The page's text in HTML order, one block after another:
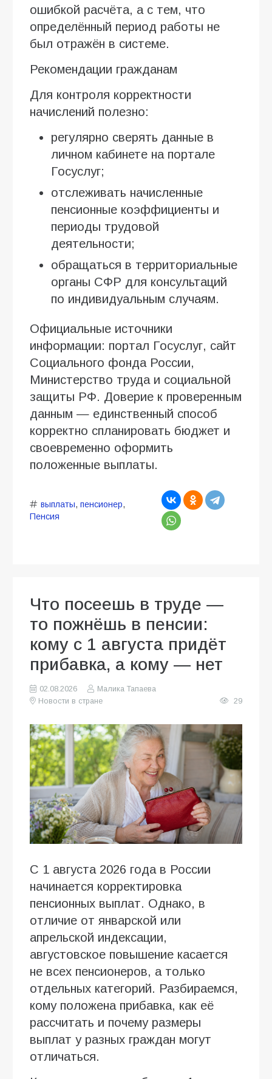
ошибкой расчёта, а с тем, что
определённый период работы не
был отражён в системе.
Рекомендации гражданам
Для контроля корректности
начислений полезно:
регулярно сверять данные в
личном кабинете на портале
Госуслуг;
отслеживать начисленные
пенсионные коэффициенты и
периоды трудовой
деятельности;
обращаться в территориальные
органы СФР для консультаций
по индивидуальным случаям.
Официальные источники
информации: портал Госуслуг, сайт
Социального фонда России,
Министерство труда и социальной
защиты РФ. Доверие к проверенным
данным — единственный способ
корректно спланировать бюджет и
своевременно оформить
положенные выплаты.
выплаты, пенсионер,
Пенсия
Что посеешь в труде —
то пожнёшь в пенсии:
кому с 1 августа придёт
прибавка, а кому — нет
02.08.2026
Малика Тапаева
Новости в стране
29
С 1 августа 2026 года в России
начинается корректировка
пенсионных выплат. Однако, в
отличие от январской или
апрельской индексации,
августовское повышение касается
не всех пенсионеров, а только
отдельных категорий. Разбираемся,
кому положена прибавка, как её
рассчитать и почему размеры
выплат у разных граждан могут
отличаться.